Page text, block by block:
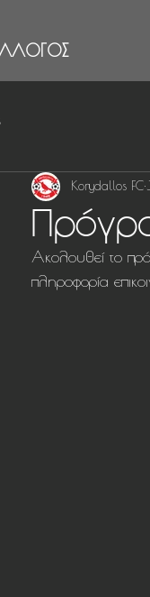
Korydallos FC
Ακολουθεί το
πληροφορία